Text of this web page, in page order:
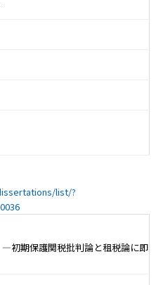
list/?
初期保護関税批判論と租税論に即